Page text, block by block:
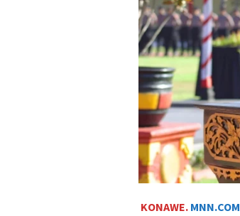
KONAWE. MNN.COM